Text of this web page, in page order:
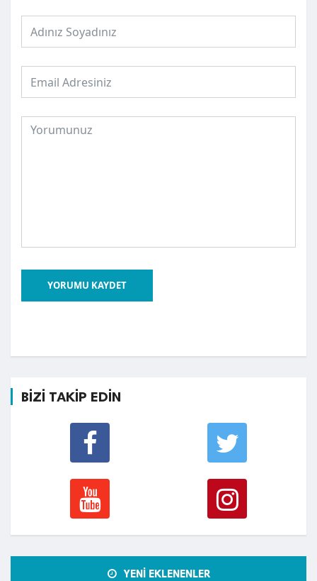
YORUMU KAYDET
BİZİ TAKİP EDİN
YENİ EKLENENLER